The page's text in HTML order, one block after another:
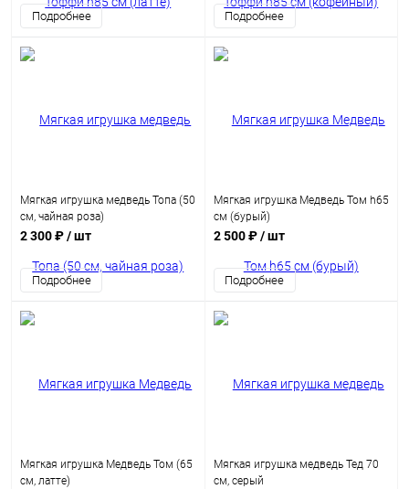
Подробнее Подробнее
Мягкая игрушка медведь Топа (50
см, чайная роза)
2 300 ₽/ шт
Подробнее
Мягкая игрушка Медведь Том h65
см (бурый)
2 500 ₽/ шт
Подробнее
Мягкая игрушка Медведь Том (65
см, латте)
Мягкая игрушка медведь Тед 70
см, серый